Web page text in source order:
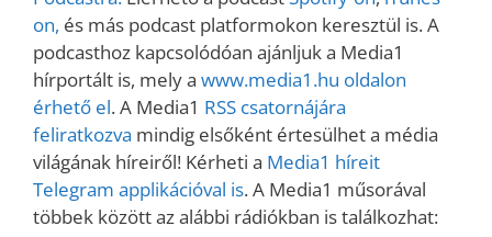
on, és más podcast platformokon keresztül is. A
podcasthoz kapcsolódóan ajánljuk a Media1
hírportált is, mely a www.media1.hu oldalon
érhető el. A Media1 RSS csatornájára
feliratkozva mindig elsőként értesülhet a média
világának híreiről! Kérheti a Media1 híreit
Telegram applikációval is. A Media1 műsorával
többek között az alábbi rádiókban is találkozhat: